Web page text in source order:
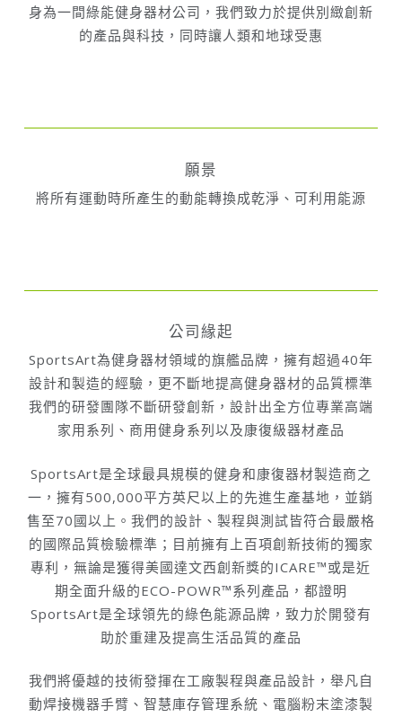
身為一間綠能健身器材公司，我們致力於提供別緻創新
的產品與科技，同時讓人類和地球受惠
願景
將所有運動時所產生的動能轉換成乾淨、可利用能源
公司緣起
SportsArt為健身器材領域的旗艦品牌，擁有超過40年
設計和製造的經驗，更不斷地提高健身器材的品質標準
我們的研發團隊不斷研發創新，設計出全方位專業高端
家用系列、商用健身系列以及康復級器材產品
SportsArt是全球最具規模的健身和康復器材製造商之
一，擁有500,000平方英尺以上的先進生產基地，並銷
售至70國以上。我們的設計、製程與測試皆符合最嚴格
的國際品質檢驗標準；目前擁有上百項創新技術的獨家
專利，無論是獲得美國達文西創新獎的ICARE™或是近
期全面升級的ECO-POWR™系列產品，都證明
SportsArt是全球領先的綠色能源品牌，致力於開發有
助於重建及提高生活品質的產品
我們將優越的技術發揮在工廠製程與產品設計，舉凡自
動焊接機器手臂、智慧庫存管理系統、電腦粉末塗漆製